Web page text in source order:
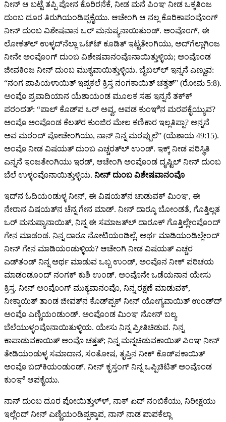
ನೀನ್‍ ಆ ಬಟ್ಟೆ ತಪ್ಪಿ ಪೋನ ಕೊರಿರನೆಕೆ, ನೀಡ ಮನೆ ಪಿಂಞ ನೀಡ ಒಕ್ಕತಿಂಜ
ದುಂಬ ದೂರ ತಿರುಗಿಯಂಡಿಪ್ಪಕೈಯು. ಆಚೇಂಗಿ ಆ ನಲ್ಲ ಕೊರಿಕಾಪಂವೊಂಗ್‍
ನೀನ್‍ ದುಂಬ ವಿಶೇಷವಾನ ಒರ್‍ ಮನುಷ್ಯನಾಯಿತುಂಡ್‍. ಅಂವೊಂಗ್‍, ಈ
ಲೋಕತ್‍ಲ್‍ ಉಳ್ಳದ್‍ನೆಲ್ಲಾ ಒಟ್ಟ್‍ ಕೂಡಿತ್‍ ಇಟ್ಟತೇಂಗಿಯು, ಅದ್‍ಗೆಲ್ಲಾಗಿಂಜ
ನೀನೇ ಅಂವೊಂಗ್‍ ದುಂಬ ವಿಶೇಷವಾನಂವೊನಾಯಿತ್ತುಳ್ಳಿಯ; ಅಂವೊಂಡ
ಜೀವಕಿಂಜ ನೀನ್‍ ದುಂಬ ಮುಕ್ಯವಾಯಿತ್ತುಳ್ಳಿಯ. ಬೈಬಲ್‍ಲ್‍ ಇನ್ನನೆ ಎಣ್ಣುವ:
“ನಂಗ ಪಾಪಿಯಳಾಯಿತ್‍ ಇಪ್ಪಕಲೆ ಕ್ರಿಸ್ತ ನಂಗಕಾಯಿತ್‍ ಚತ್ತತ್‍” (ರೋಮ 5:8).
ಅಂವೊ ಪ್ರವಾದಿಯಾನ ಯೆಶಾಯಂಡ ಮೂಲಕ ಸಹ ಇನ್ನನೆ ತಕ್ಕ್‍
ಪರಂದತ್‍: “ಪಾಲ್‍ ಕೊಡ್‍ಪ ಒರ್‍ ಅವ್ವ, ಅವಡ ಕುಂಞಿನ ಮರಪಕೈಯ್ಯುವ?
ಅಂವೊ ಅಂವೊಂಡ ಕೆಲತ್‍ರ ಕುಂಜಿರ ಮೇಲ ಕಣಿಕಾರ ಇಲ್ಲತಿಪ್ಪಾ? ಅನ್ನನೆ
ಅವ ಮರಂದ್‍ ಪೋಚೇಂಗಿಯು, ನಾನ್‍ ನಿನ್ನ ಮರಪ್ಪುಲೆ” (ಯೆಶಾಯ 49:15).
ಅಂವೊ ನೀಡ ವಿಷಯತ್‍ ದುಂಬ ಎಚ್ಚರತ್‍ಲ್‍ ಉಂಡ್‍. ಇಕ್ಕ್ ನೀಡ ಪರಿಸ್ಥಿತಿ
ಎನ್ನನೆ ಇಂಜತೇಂಗಿಯು ಇರಡ್‍, ಆಚೇಂಗಿ ಅಂವೊಂಡ ದೃಷ್ಟಿಲ್‍ ನೀನ್‍ ದುಂಬ
ಬೆಲೆ ಉಳ್ಳಂವೊನಾಯಿತ್ತುಳ್ಳಿಯ. ನೀನ್‍ ದುಂಬ ವಿಶೇಷವಾನಂವೊ
ಇದ್‍ನ ಓದಿಯಂಡುಳ್ಳ ನೀನ್‍, ಈ ವಿಷಯತ್‍ನ ಚಾಡುವಕ್‍ ಮಿಂಞ, ಈ
ನೇರಾನ ವಿಷಯತ್‍ನ ಚೆನ್ನ ಗೇನ ಮಾಡ್‍. ನೀನ್‍ ದಾರ್‍ಕೂ ಬೋಂಡತೆ, ಗೊತ್ತಿಲ್ಲತ
ಒರ್‍ ಮನುಷ್ಯಾನಾಯಿತ್‍, ನಿನ್ನ ಈ ಸಮಾಜತ್‍ಲ್‍ ದಾರೂಕ್‍ ಗೊತ್ತಿಲ್ಲೇಂವೊಂದ್‍
ಗೇನ ಮಾಡಂಡ. ನಿನ್ನ ದಾರೂ ನೋಟಿಯಂಡಿಲ್ಲೆ, ಅರ್ಥ ಮಾಡಿಯಂಡಿಲ್ಲೇಂದ್‍
ನೀನ್‍ ಗೇನ ಮಾಡಿಯಂಡುಳ್ಳಿಯ? ಆಚೇಂಗಿ ನೀಡ ವಿಷಯತ್‍ ಎಚ್ಚರ
ಎಡ್‍ತಂಡ್‍ ನಿನ್ನ ಅರ್ಥ ಮಾಡುವ ಒಬ್ಬ ಉಂಡ್‍, ಅಂವೊನ ನೀಕ್‍ ಪರಿಚಯ
ಮಾಡಂಡೂಂದ್‍ ನಂಗಕ್‍ ಕುಶಿ ಉಂಡ್‍. ಅಂವೊನೇ ಒಡೆಯನಾನ ಯೇಸು
ಕ್ರಿಸ್ತ. ನೀನ್‍ ಅಂವೊಂಗ್‍ ಮುಕ್ಯವಾನಂವೊ, ನಿನ್ನ ರಕ್ಷಣೆ ಮಾಡುವಕ್‍,
ನೀಕ್ಕಾಯಿತ್‍ ತಾಂಡ ಜೀವತ್‍ನ ಕೊಡ್‍ಪ್ಪಕ್‍ ನೀನ್‍ ಯೋಗ್ಯವಾಯಿತ್‍ ಉಂಡ್‍ದ್‍
ಅಂವೊ ಎಣ್ಣಿಯಂಡುಂಡ್‍. ಅಂವೊಂಡ ಮಿಂಞ ನೋನ್‍ ಬಲ್ಯ
ಬೆಲೆಯುಳ್ಳಂವೊನಾಯಿತುಳ್ಳಿಯ. ಯೇಸು ನಿನ್ನ ಪ್ರೀತಿಚಿಡುವ. ನಿನ್ನ
ಕಾಪಾಡುವಕಾಯಿತ್‍ ಅಂವೊ ಚತ್ತತ್‍; ನಿನ್ನ ಮನ್ನಚಿಡುವಕಾಯಿತ್‍ ಪಿಂಞ ನೀನ್‍
ತೇಡಿಯಂಡುಳ್ಳ ಸಮಾದಾನ, ಸಂತೋಷ, ತೃಪ್ತಿನ ನೀಕ್‍ ಕೊಡ್‍ಪಕಾಯಿತ್‍
ಅಂವೊ ಬದ್‍ಕಿಯಂಡುಂಡ್‍. ನೀನ್‍ ಕೃಸ್ತಂಗ್‍ ನಿನ್ನ ಒಪ್ಪಿಚಿಟಿತ್‍ ಅಂವೊಂಡ
ಕುಂಞಿ ಆಪಕೈಯು.
ನಾನ್‍ ದುಂಬ ದೂರ ಪೋಯಿತ್ತುಳ್ಳ್‍, ನಾಕ್‍ ಏದ್‍ ನಂಬಿಕೆಯು, ನಿರೀಕ್ಷಯು
ಇಲ್ಲೆಂದ್‍ ನೀನ್‍ ಎಣ್ಣಿಯಂಡಿಪ್ಪಕ್ಕಾಪ, ನಾನ್‍ ನಾಡ ಪಾಪಕೆಲ್ಲಾ